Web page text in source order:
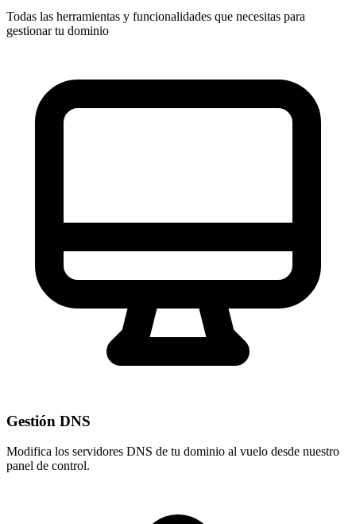
Todas las herramientas y funcionalidades que necesitas para
gestionar tu dominio
Gestión DNS
Modifica los servidores DNS de tu dominio al vuelo desde nuestro
panel de control.